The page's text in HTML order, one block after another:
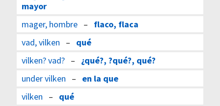
mayor
mager, hombre– flaco, flaca
vad, vilken – qué
vilken? vad?– ¿qué?, ?qué?, qué?
under vilken – en la que
vilken – qué